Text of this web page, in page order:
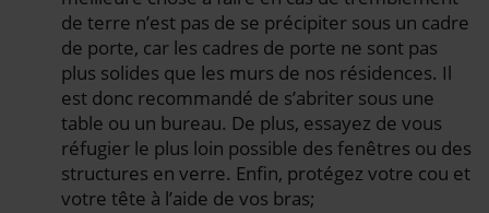
de terre n’est pas de se précipiter sous un cadre
de porte, car les cadres de porte ne sont pas
plus solides que les murs de nos résidences. Il
est donc recommandé de s’abriter sous une
table ou un bureau. De plus, essayez de vous
réfugier le plus loin possible des fenêtres ou des
structures en verre. Enfin, protégez votre cou et
votre tête à l’aide de vos bras;